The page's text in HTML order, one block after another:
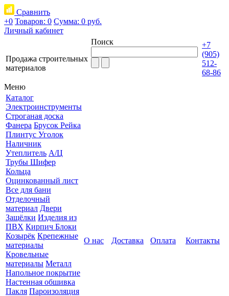
Сравнить
+0 Товаров: 0 Сумма: 0 руб.
Личный кабинет
Продажа строительных
материалов
Поиск
+7
(905)
512-
68-86
Меню
Каталог
Электроинструменты
Строганая доска
Фанера Брусок Рейка
Плинтус Уголок
Наличник
Утеплитель А/Ц
Трубы Шифер
Кольца
Оцинкованный лист
Все для бани
Отделочный
материал Двери
Защёлки Изделия из
ПВХ Кирпич Блоки
Козырёк Крепежные
материалы
Кровельные
материалы Металл
Напольное покрытие
Настенная обшивка
Пакля Пароизоляция
О нас Доставка Оплата Контакты